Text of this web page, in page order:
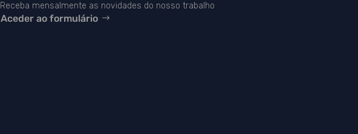
Receba mensalmente as novidades do nosso trabalho
Aceder ao formulário